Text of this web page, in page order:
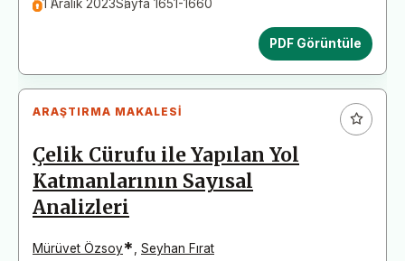
1 Aralık 2023Sayfa 1651-1660
PDF Görüntüle
ARAŞTIRMA MAKALESI
Çelik Cürufu ile Yapılan Yol
Katmanlarının Sayısal
Analizleri
Mürüvet Özsoy* Seyhan Fırat